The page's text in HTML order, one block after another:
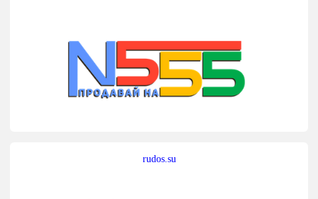
rudos.su